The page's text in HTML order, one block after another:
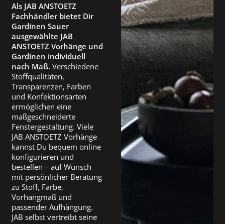
Als JAB ANSTOETZ
Fachhändler bietet Dir
Gardinen Sauer
ausgewählte JAB
ANSTOETZ Vorhänge und
Gardinen individuell
nach Maß. Verschiedene
Stoffqualitäten,
Transparenzen, Farben
und Konfektionsarten
ermöglichen eine
maßgeschneiderte
Fenstergestaltung. Viele
JAB ANSTOETZ Vorhänge
kannst Du bequem online
konfigurieren und
bestellen – auf Wunsch
mit persönlicher Beratung
zu Stoff, Farbe,
Vorhangmaß und
passender Aufhängung.
JAB selbst vertreibt seine